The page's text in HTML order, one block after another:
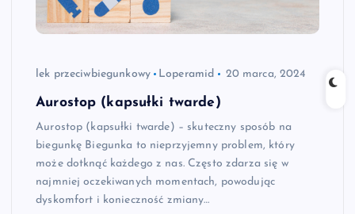
lek przeciwbiegunkowy Loperamid 20 marca, 2024
Aurostop (kapsułki twarde)
Aurostop (kapsułki twarde) – skuteczny sposób na
biegunkę Biegunka to nieprzyjemny problem, który
może dotknąć każdego z nas. Często zdarza się w
najmniej oczekiwanych momentach, powodując
dyskomfort i konieczność zmiany…